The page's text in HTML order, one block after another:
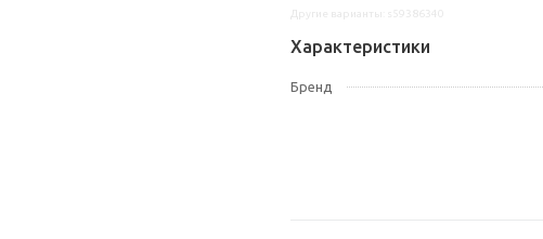
Характеристики
Бренд